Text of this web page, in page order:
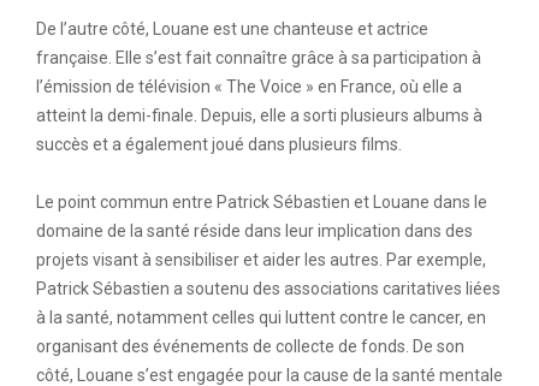
De l’autre côté, Louane est une chanteuse et actrice
française. Elle s’est fait connaître grâce à sa participation à
l’émission de télévision « The Voice » en France, où elle a
atteint la demi-finale. Depuis, elle a sorti plusieurs albums à
succès et a également joué dans plusieurs films.
Le point commun entre Patrick Sébastien et Louane dans le
domaine de la santé réside dans leur implication dans des
projets visant à sensibiliser et aider les autres. Par exemple,
Patrick Sébastien a soutenu des associations caritatives liées
à la santé, notamment celles qui luttent contre le cancer, en
organisant des événements de collecte de fonds. De son
côté, Louane s’est engagée pour la cause de la santé mentale